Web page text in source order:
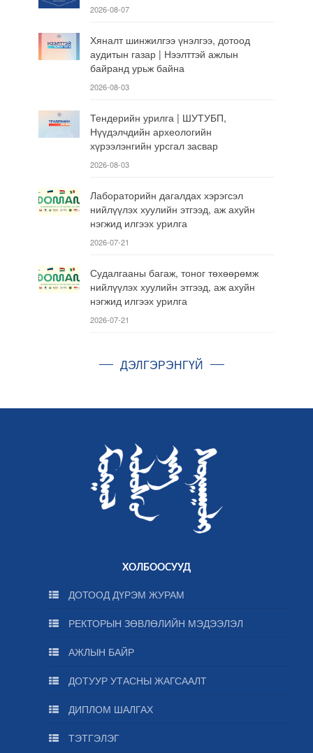
2026-08-07
Хяналт шинжилгээ үнэлгээ, дотоод
аудитын газар | Нээлттэй ажлын
байранд урьж байна
2026-08-03
Тендерийн урилга | ШУТУБП,
Нүүдэлчдийн археологийн
хүрээлэнгийн урсгал засвар
2026-08-03
Лабораторийн дагалдах хэрэгсэл
нийлүүлэх хуулийн этгээд, аж ахуйн
нэгжид илгээх урилга
2026-07-21
Судалгааны багаж, тоног төхөөрөмж
нийлүүлэх хуулийн этгээд, аж ахуйн
нэгжид илгээх урилга
2026-07-21
ДЭЛГЭРЭНГҮЙ
ХОЛБООСУУД
ДОТООД ДҮРЭМ ЖУРАМ
РЕКТОРЫН ЗӨВЛӨЛИЙН МЭДЭЭЛЭЛ
АЖЛЫН БАЙР
ДОТУУР УТАСНЫ ЖАГСААЛТ
ДИПЛОМ ШАЛГАХ
ТЭТГЭЛЭГ